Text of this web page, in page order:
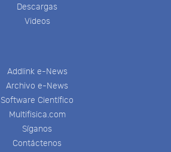
Descargas
Videos
Addlink e-News
Archivo e-News
Software Científico
Multifisica.com
Síganos
Contáctenos